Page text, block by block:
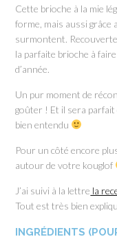
Cette brioche à la mie
forme, mais aussi grâce
surmontent. Recouverte
la parfaite brioche à
d’année.
Un pur moment de
goûter ! Et il sera
bien entendu
Pour un côté encore
autour de votre kouglof
J’ai suivi à la lettre la
Tout est très bien
INGRÉDIENTS